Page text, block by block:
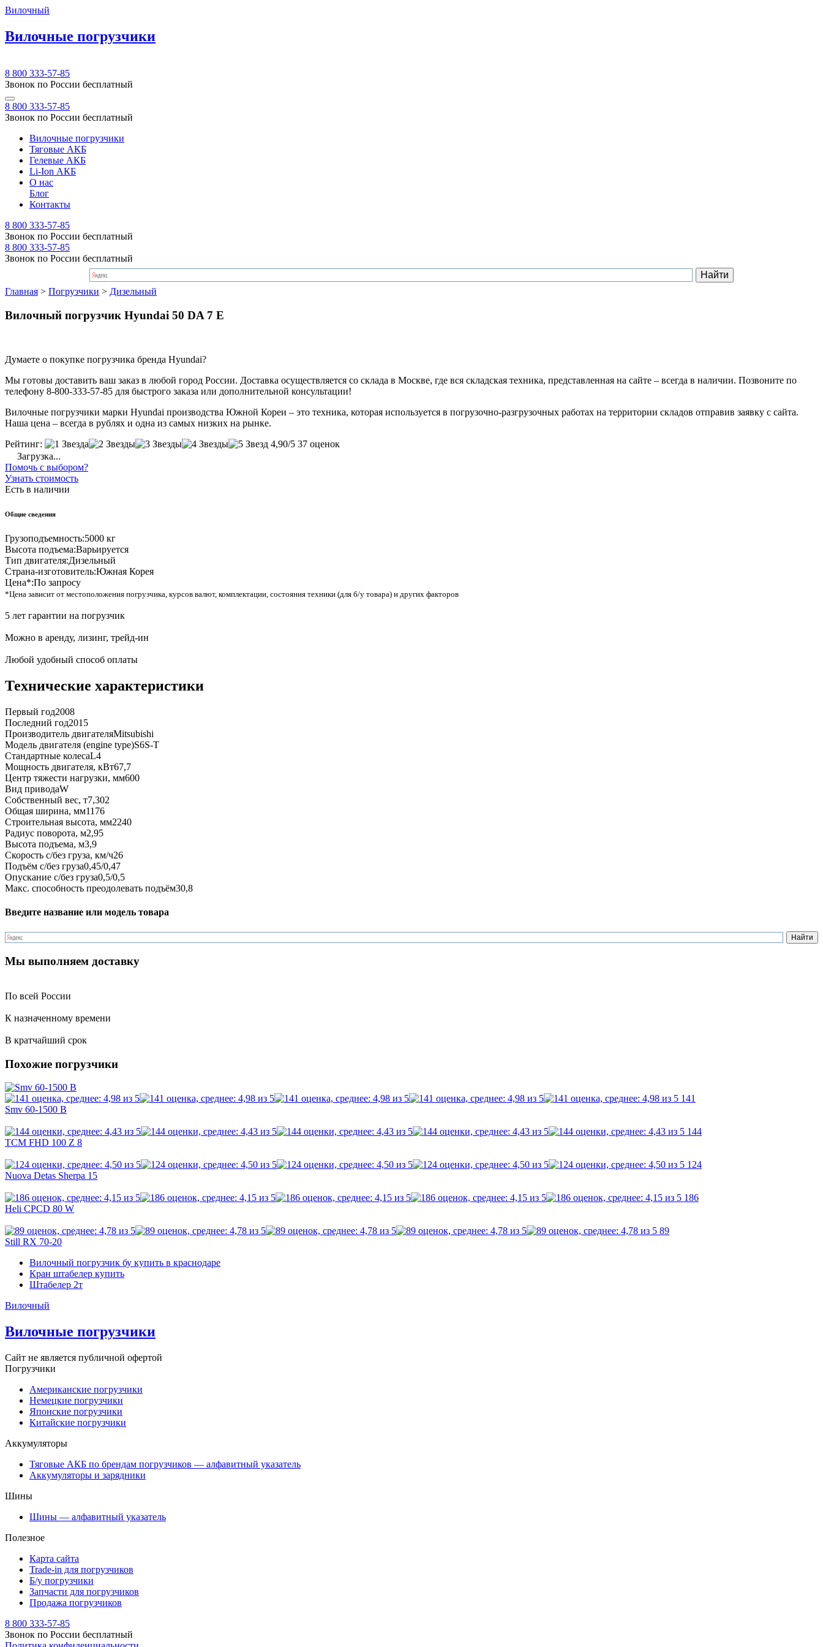
Вилочный
Вилочные погрузчики
8 800 333-57-85
Звонок по России бесплатный
8 800 333-57-85
Звонок по России бесплатный
Вилочные погрузчики
Тяговые АКБ
Гелевые АКБ
Li-Ion АКБ
О нас
Блог
Контакты
8 800 333-57-85
Звонок по России бесплатный
8 800 333-57-85
Звонок по России бесплатный
Главная > Погрузчики > Дизельный
Вилочный погрузчик Hyundai 50 DA 7 E
Думаете о покупке погрузчика бренда Hyundai?
Мы готовы доставить ваш заказ в любой город России. Доставка осуществляется со склада в Москве, где вся складская техника, представленная на сайте – всегда в наличии. Позвоните по
телефону 8-800-333-57-85 для быстрого заказа или дополнительной консультации!
Вилочные погрузчики марки Hyundai производства Южной Кореи – это техника, которая используется в погрузочно-разгрузочных работах на территории складов отправив заявку с сайта.
Наша цена – всегда в рублях и одна из самых низких на рынке.
Рейтинг:
4,90/5 37 оценок
Загрузка...
Помочь с выбором?
Узнать стоимость
Есть в наличии
Общие сведения
Грузоподъемность:5000 кг
Высота подъема:Варьируется
Тип двигателя:Дизельный
Страна-изготовитель:Южная Корея
Цена*:По запросу
*Цена зависит от местоположения погрузчика, курсов валют, комплектации, состояния техники (для б/у товара) и других факторов
5 лет гарантии на погрузчик
Можно в аренду, лизинг, трейд-ин
Любой удобный способ оплаты
Технические характеристики
Первый год2008
Последний год2015
Производитель двигателяMitsubishi
Модель двигателя (engine type)S6S-T
Стандартные колесаL4
Мощность двигателя, кВт67,7
Центр тяжести нагрузки, мм600
Вид приводаW
Собственный вес, т7,302
Общая ширина, мм1176
Строительная высота, мм2240
Радиус поворота, м2,95
Высота подъема, м3,9
Скорость с/без груза, км/ч26
Подъём с/без груза0,45/0,47
Опускание с/без груза0,5/0,5
Макс. способность преодолевать подъём30,8
Введите название или модель товара
Мы выполняем доставку
По всей России
К назначенному времени
В кратчайший срок
Похожие погрузчики
141
Smv 60-1500 B
144
TCM FHD 100 Z 8
124
Nuova Detas Sherpa 15
186
Heli CPCD 80 W
89
Still RX 70-20
Вилочный погрузчик бу купить в краснодаре
Кран штабелер купить
Штабелер 2т
Вилочный
Вилочные погрузчики
Сайт не является публичной офертой
Погрузчики
Американские погрузчики
Немецкие погрузчики
Японские погрузчики
Китайские погрузчики
Аккумуляторы
Тяговые АКБ по брендам погрузчиков — алфавитный указатель
Аккумуляторы и зарядники
Шины
Шины — алфавитный указатель
Полезное
Карта сайта
Trade-in для погрузчиков
Б/у погрузчики
Запчасти для погрузчиков
Продажа погрузчиков
8 800 333-57-85
Звонок по России бесплатный